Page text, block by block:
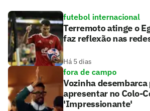
futebol internacional
Terremoto atinge o
faz reflexão nas
Há 5 dias
fora de campo
Vozinha desembarca
apresentar no Colo-
'Impressionante'